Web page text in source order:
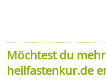
Möchtest du
heilfastenkur.de